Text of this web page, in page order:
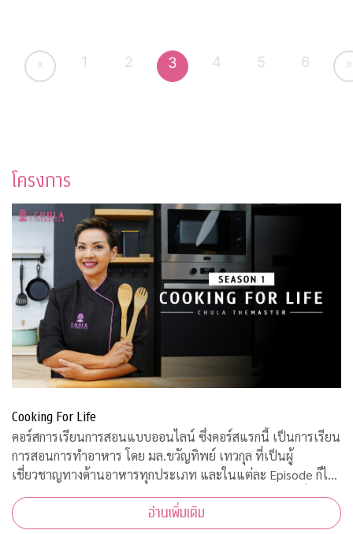
« 1 2 3 4 5 6 »
โครงการ
Cooking For Life
คอร์สการเรียนการสอนแบบออนไลน์ ซึ่งคอร์สแรกนี้ เป็นการเรียน
การสอนการทำอาหาร โดย มล.ขวัญทิพย์ เทวกุล ที่เป็นผู้
เชี่ยวชาญทางด้านอาหารทุกประเภท และในแต่ละ Episode ก็ได้
รับความร่วมมือจากคณาจารย์ ผู้ทรงคุณวุฒิ จากคณะต่างๆ ที่มาให้
ความรู้ ตามหลักวิชาการอีกด้วยอ่านเพิ่มเติม